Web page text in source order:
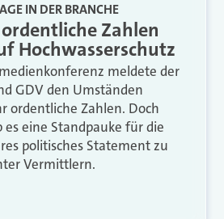
IN DER BRANCHE
Zahlen
Hochwasserschutz
meldete der
GDV den Umständen
ordentliche Zahlen. Doch
es eine Standpauke für die
politisches Statement zu
Vermittlern.